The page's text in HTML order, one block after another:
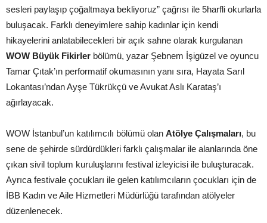
sesleri paylaşıp çoğaltmaya bekliyoruz” çağrısı ile 5harfli okurlarla
buluşacak. Farklı deneyimlere sahip kadınlar için kendi
hikayelerini anlatabilecekleri bir açık sahne olarak kurgulanan
WOW Büyük Fikirler bölümü, yazar Şebnem İşigüzel ve oyuncu
Tamar Çıtak’ın performatif okumasının yanı sıra, Hayata Sarıl
Lokantası’ndan Ayşe Tükrükçü ve Avukat Aslı Karataş’ı
ağırlayacak.
WOW İstanbul’un katılımcılı bölümü olan Atölye Çalışmaları, bu
sene de şehirde sürdürdükleri farklı çalışmalar ile alanlarında öne
çıkan sivil toplum kuruluşlarını festival izleyicisi ile buluşturacak.
Ayrıca festivale çocukları ile gelen katılımcıların çocukları için de
İBB Kadın ve Aile Hizmetleri Müdürlüğü tarafından atölyeler
düzenlenecek.